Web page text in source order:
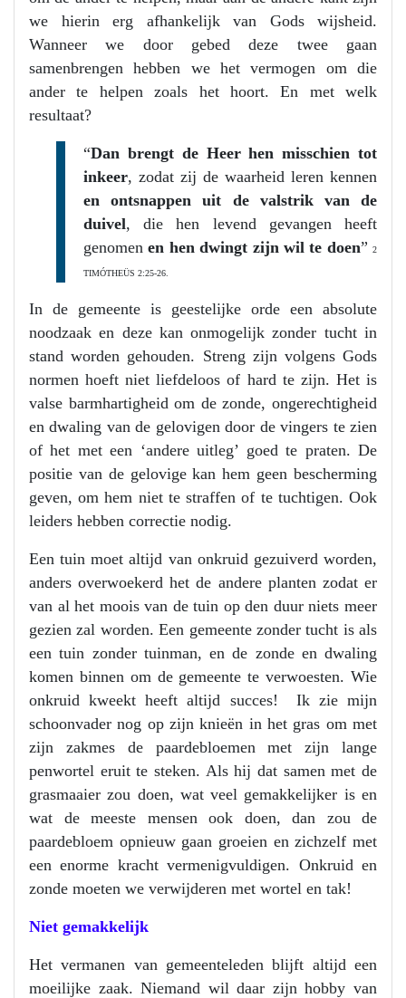
we hierin erg afhankelijk van Gods wijsheid.
Wanneer we door gebed deze twee gaan
samenbrengen hebben we het vermogen om die
ander te helpen zoals het hoort. En met welk
resultaat?
“Dan brengt de Heer hen misschien tot
inkeer, zodat zij de waarheid leren kennen
en ontsnappen uit de valstrik van de
duivel, die hen levend gevangen heeft
genomenen hen dwingt zijn wil te doen” 2
TIMÓTHEÜS 2:25-26.
In de gemeente is geestelijke orde een absolute
noodzaak en deze kan onmogelijk zonder tucht in
stand worden gehouden. Streng zijn volgens Gods
normen hoeft niet liefdeloos of hard te zijn. Het is
valse barmhartigheid om de zonde, ongerechtigheid
en dwaling van de gelovigen door de vingers te zien
of het met een ‘andere uitleg’ goed te praten. De
positie van de gelovige kan hem geen bescherming
geven, om hem niet te straffen of te tuchtigen. Ook
leiders hebben correctie nodig.
Een tuin moet altijd van onkruid gezuiverd worden,
anders overwoekerd het de andere planten zodat er
van al het moois van de tuin op den duur niets meer
gezien zal worden. Een gemeente zonder tucht is als
een tuin zonder tuinman, en de zonde en dwaling
komen binnen om de gemeente te verwoesten. Wie
onkruid kweekt heeft altijd succes! Ik zie mijn
schoonvader nog op zijn knieën in het gras om met
zijn zakmes de paardebloemen met zijn lange
penwortel eruit te steken. Als hij dat samen met de
grasmaaier zou doen, wat veel gemakkelijker is en
wat de meeste mensen ook doen, dan zou de
paardebloem opnieuw gaan groeien en zichzelf met
een enorme kracht vermenigvuldigen. Onkruid en
zonde moeten we verwijderen met wortel en tak!
Niet gemakkelijk
Het vermanen van gemeenteleden blijft altijd een
moeilijke zaak. Niemand wil daar zijn hobby van